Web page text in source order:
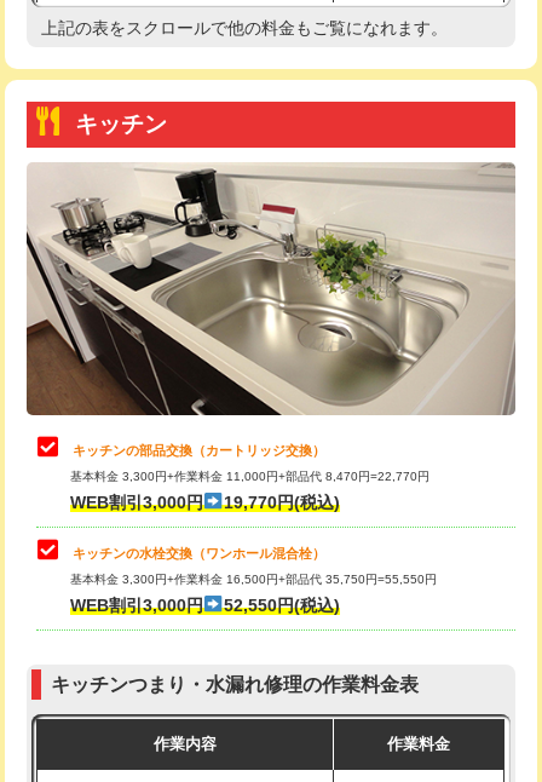
持込商品取付（温水洗浄便座） 22,000円
持込商品取付（普通便座⇔温水洗浄便
22,000円
給水管工事※（ホール加工)
給水管工事※（バンド止め) 3,300円
給水管工事※（支持金具設置) 5,500円
給水管工事※（保温材使用（バンド止
め込み）)
5,500円
給水管工事※（土の掘削・埋め戻し作
11,000円
給水管工事※（塩ビ管（VP・HI）使
用/3ｍまで)
給水管工事※（塩ビ管（VP・HI）使
用（追加）/3ｍ超え)
給水管工事※（ライニング鋼管・銅
管・ポリ管・HT管使用/3ｍまで)
44,000円
管・ポリ管・HT管使用/3ｍ超え)
排水管工事（土の掘削・埋め戻し作
11,000円~
高度高圧洗浄換 現地調査
トーラー機使用/3mまで
追加トーラー機使用/3m超え +3,300円
カメラ調査 33,000円
桝清掃 8,800円
止水・漏水調査・防水処理・清掃・修
理・調整・分解・加工など（軽作業）
11,000円
止水・漏水調査・防水処理・清掃・修
理・調整・分解・加工など（中作業）
22,000円
止水・漏水調査・防水処理・清掃・修
理・調整・分解・加工など（重作業）
33,000円
お風呂タンク脱着
その他部品の脱着
上記の表をスクロールで他の料金もご覧になれます。
キッチン
キッチンの部品交換（カートリッジ交換）
基本料金 3,300円+作業料金 11,000円+部品代 8,470円=22,770円
WEB割引3,000円 19,770円(税込)
キッチンの水栓交換（ワンホール混合栓）
基本料金 3,300円+作業料金 16,500円+部品代 35,750円=55,550円
WEB割引3,000円 52,550円(税込)
キッチンつまり・水漏れ修理の作業料金表
作業内容 作業料金